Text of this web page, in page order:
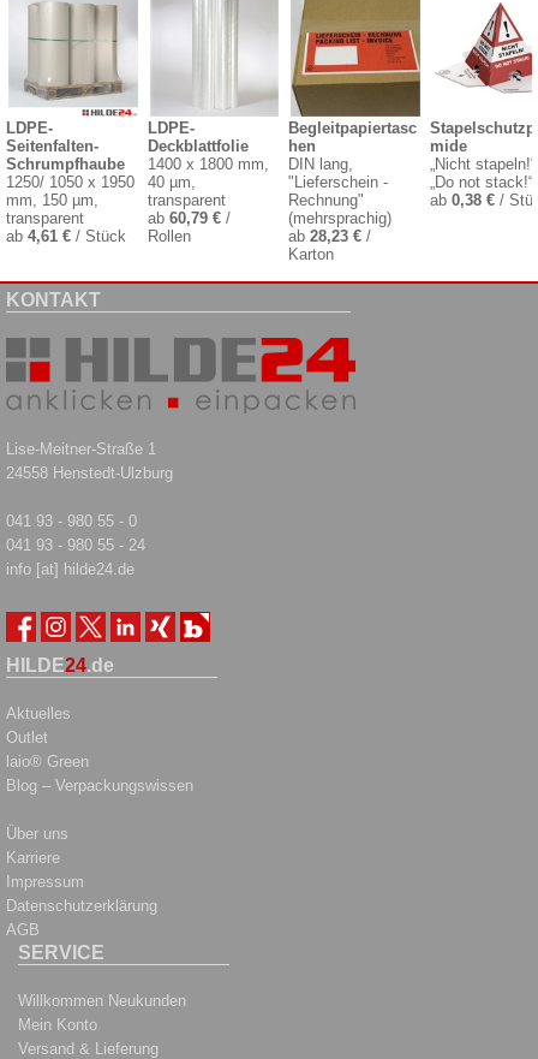
LDPE-
Seitenfalten-
Schrumpfhaube
1250/ 1050 x 1950
mm, 150 µm,
transparent
ab 4,61 € / Stück
LDPE-
Deckblattfolie
1400 x 1800 mm,
40 µm,
transparent
ab 60,79 €/
Rollen
Begleitpapiertasc
hen
DIN lang,
"Lieferschein -
Rechnung"
(mehrsprachig)
ab28,23 € /
Karton
mide
„Nicht
„Do not stack!“
ab 0,38 €/
KONTAKT
Lise-Meitner-Straße 1
24558 Henstedt-Ulzburg
041 93 - 980 55 - 0
041 93 - 980 55 - 24
info [at] hilde24.de
HILDE24.de
Aktuelles
Outlet
laio® Green
Blog – Verpackungswissen
Über uns
Karriere
Impressum
Datenschutzerklärung
AGB
SERVICE
Willkommen Neukunden
Mein Konto
Versand & Lieferung